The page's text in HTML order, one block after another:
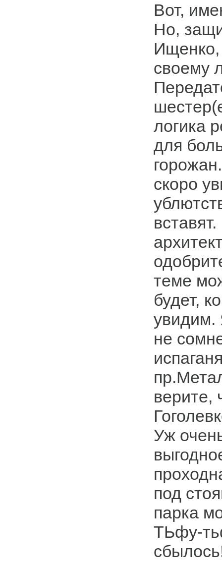
Вот,
Но,
Ищенко,
своему
логика
для
скоро
теме
будет,
увидим.
не
верите,
Уж
под
парка
ТЬфу-